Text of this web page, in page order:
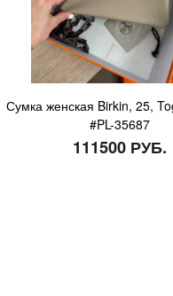
Сумка женская Birkin, 25,
#PL-35687
111500 РУБ.